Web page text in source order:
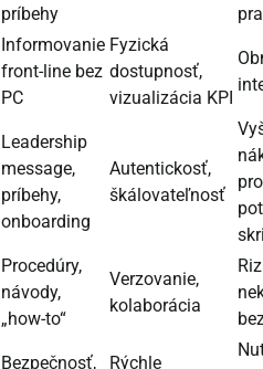
príbehy
Informovanie
front-line bez
PC
Fyzická
dostupnosť,
vizualizácia KPI
Leadership
message,
príbehy,
onboarding
Autentickosť,
škálovateľnosť
Procedúry,
návody,
„how-to“
Verzovanie,
kolaborácia
Bezpečnosť,
Rýchle